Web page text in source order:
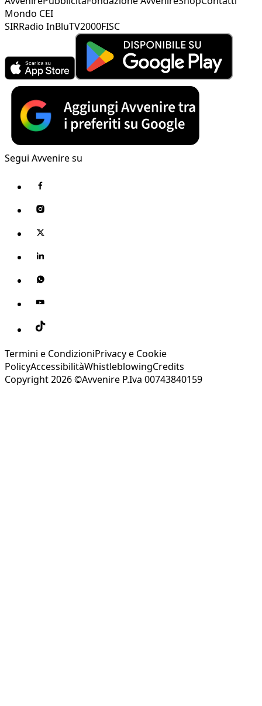
Mondo CEI
SIRRadio InBluTV2000FISC
Segui Avvenire su
Termini e CondizioniPrivacy e Cookie
PolicyAccessibilitàWhistleblowingCredits
Copyright 2026 ©Avvenire P.Iva 00743840159